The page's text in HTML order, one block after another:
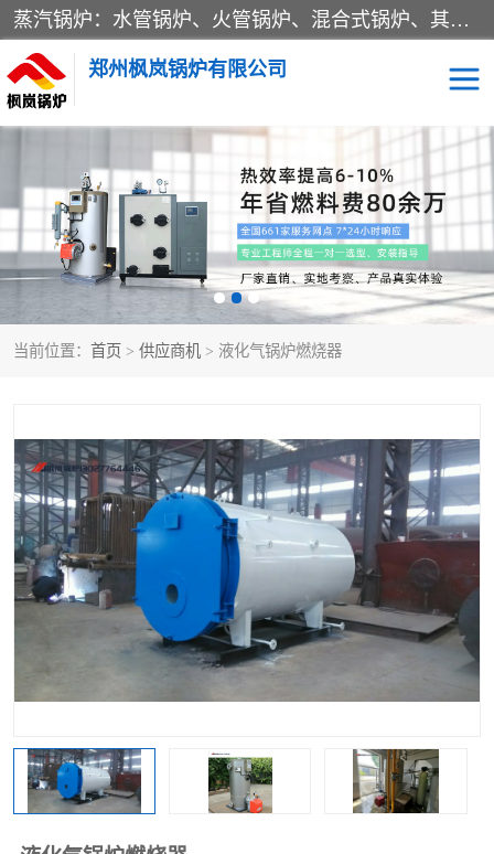
蒸汽锅炉：水管锅炉、火管锅炉、混合式锅炉、其他蒸汽锅炉； 热水锅炉：家用型集中供暖用热水锅炉、其他热水锅炉； 有机热载体锅炉； 船用蒸汽锅炉； （锅炉用辅助设备及装置）蒸汽冷凝器：表面冷凝器、混合式冷凝器、空冷式冷凝器、其他蒸汽冷凝器； 锅炉用辅助设备：节热器、蒸汽收集器、蓄能器、烟垢清除器、气体回收器、泥渣刮除器、空气预热器、其他锅炉用辅助设备；
郑州枫岚锅炉有限公司
当前位置： 首页 > 供应商机 > 液化气锅炉燃烧器